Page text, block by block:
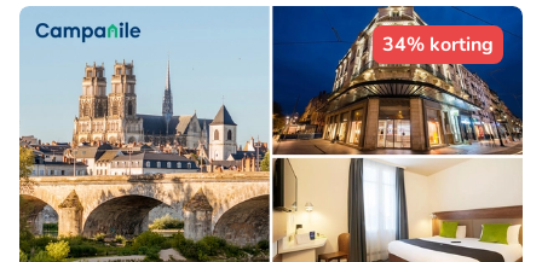
34% korting